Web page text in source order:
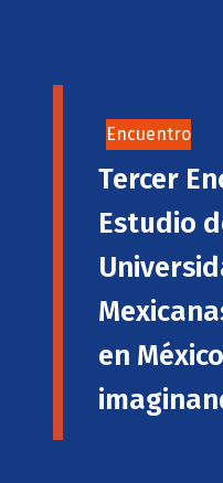
Encuentro
Tercer
Estudio
en